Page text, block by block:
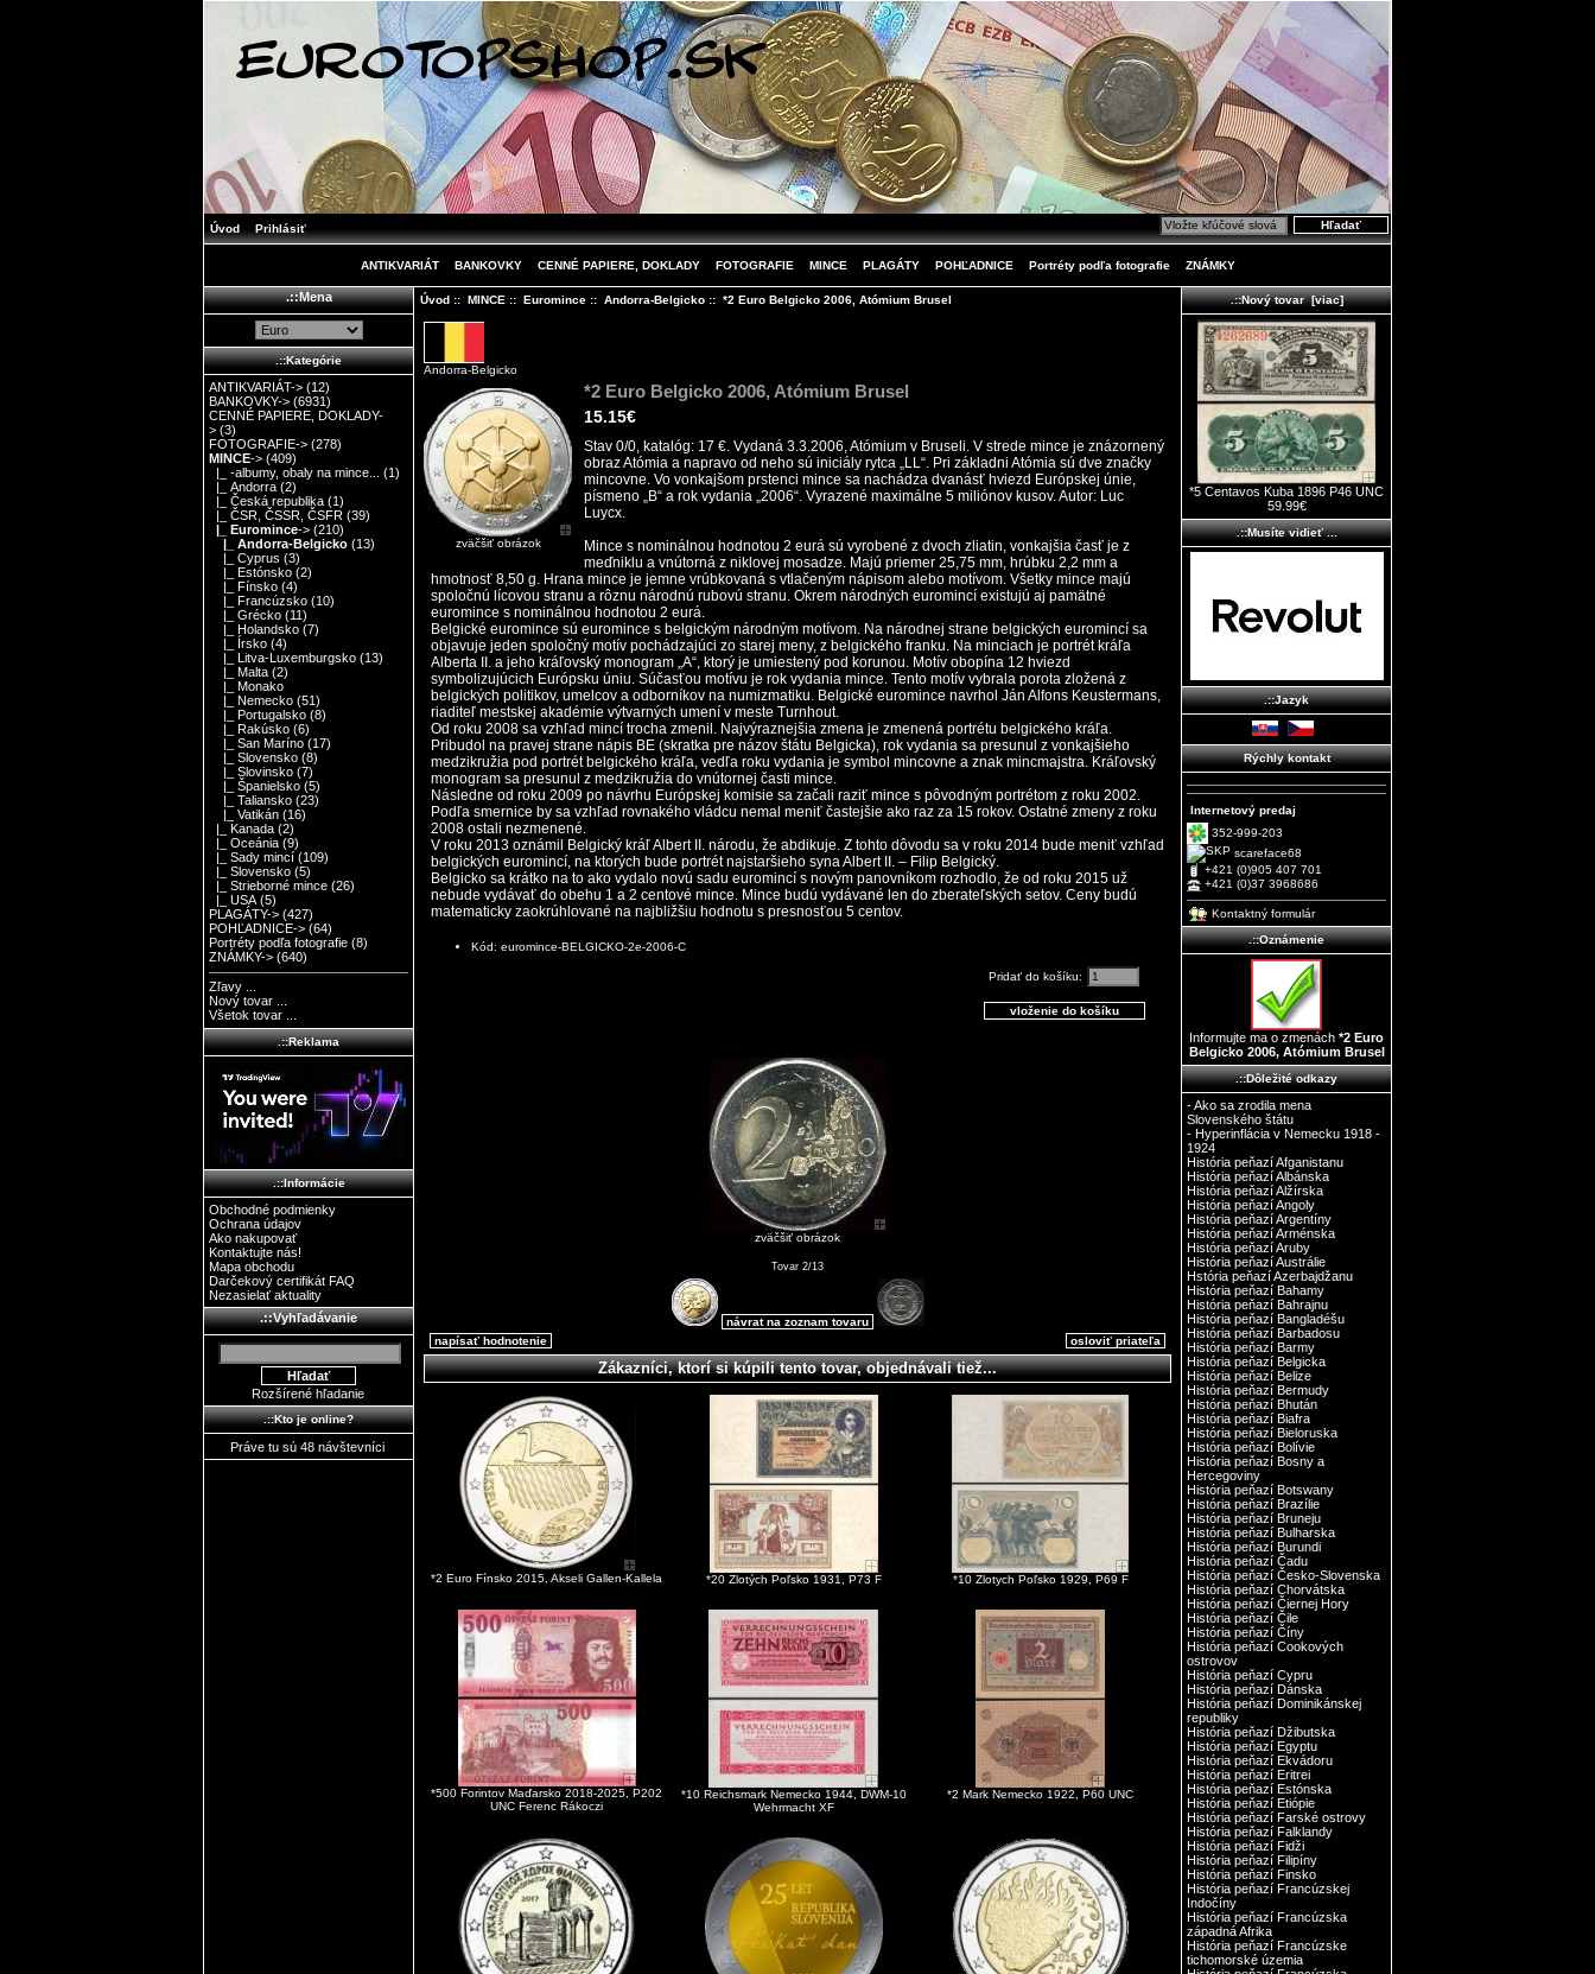
Úvod Prihlásiť
ANTIKVARIÁT BANKOVKY CENNÉ PAPIERE, DOKLADY FOTOGRAFIE MINCE PLAGÁTY POHĽADNICE Portréty podľa fotografie ZNÁMKY
.::Mena
.::Kategórie
ANTIKVARIÁT-> (12)
BANKOVKY-> (6931)
CENNÉ PAPIERE, DOKLADY-
> (3)
FOTOGRAFIE-> (278)
MINCE-> (409)
|_ -albumy, obaly na mince...
(1)
|_ Andorra (2)
|_ Česká republika (1)
|_ ČSR, ČSSR, ČSFR (39)
|_ Euromince-> (210)
|_ Andorra-Belgicko (13)
|_ Cyprus (3)
|_ Estónsko (2)
|_ Fínsko (4)
|_ Francúzsko (10)
|_ Grécko (11)
|_ Holandsko (7)
|_ Írsko (4)
|_ Litva-Luxemburgsko (13)
|_ Malta (2)
|_ Monako
|_ Nemecko (51)
|_ Portugalsko (8)
|_ Rakúsko (6)
|_ San Maríno (17)
|_ Slovensko (8)
|_ Slovinsko (7)
|_ Španielsko (5)
|_ Taliansko (23)
|_ Vatikán (16)
|_ Kanada (2)
|_ Oceánia (9)
|_ Sady mincí (109)
|_ Slovensko (5)
|_ Strieborné mince (26)
|_ USA (5)
PLAGÁTY-> (427)
POHĽADNICE-> (64)
Portréty podľa fotografie (8)
ZNÁMKY-> (640)
Zľavy ...
Nový tovar ...
Všetok tovar ...
.::Reklama
.::Informácie
Obchodné podmienky
Ochrana údajov
Ako nakupovať
Kontaktujte nás!
Mapa obchodu
Darčekový certifikát FAQ
Nezasielať aktuality
.::Vyhľadávanie
Rozšírené hľadanie
.::Kto je online?
Práve tu sú 48 návštevníci
Úvod:: MINCE :: Euromince:: Andorra-Belgicko:: *2 Euro Belgicko 2006, Atómium Brusel
Andorra-Belgicko
zväčšiť obrázok
*2 Euro Belgicko 2006, Atómium Brusel
15.15€
Stav 0/0, katalóg: 17 €. Vydaná 3.3.2006, Atómium v Bruseli. V strede mince je znázornený
obraz Atómia a napravo od neho sú iniciály rytca „LL“. Pri základni Atómia sú dve značky
mincovne. Vo vonkajšom prstenci mince sa nachádza dvanásť hviezd Európskej únie,
písmeno „B“ a rok vydania „2006“. Vyrazené maximálne 5 miliónov kusov. Autor: Luc
Luycx.
Mince s nominálnou hodnotou 2 eurá sú vyrobené z dvoch zliatin, vonkajšia časť je z
meďniklu a vnútorná z niklovej mosadze. Majú priemer 25,75 mm, hrúbku 2,2 mm a
hmotnosť 8,50 g. Hrana mince je jemne vrúbkovaná s vtlačeným nápisom alebo motívom. Všetky mince majú
spoločnú lícovou stranu a rôznu národnú rubovú stranu. Okrem národných euromincí existujú aj pamätné
euromince s nominálnou hodnotou 2 eurá.
Belgické euromince sú euromince s belgickým národným motívom. Na národnej strane belgických euromincí sa
objavuje jeden spoločný motív pochádzajúci zo starej meny, z belgického franku. Na minciach je portrét kráľa
Alberta II. a jeho kráľovský monogram „A“, ktorý je umiestený pod korunou. Motív obopína 12 hviezd
symbolizujúcich Európsku úniu. Súčasťou motívu je rok vydania mince. Tento motív vybrala porota zložená z
belgických politikov, umelcov a odborníkov na numizmatiku. Belgické euromince navrhol Ján Alfons Keustermans,
riaditeľ mestskej akadémie výtvarných umení v meste Turnhout.
Od roku 2008 sa vzhľad mincí trocha zmenil. Najvýraznejšia zmena je zmenená portrétu belgického kráľa.
Pribudol na pravej strane nápis BE (skratka pre názov štátu Belgicka), rok vydania sa presunul z vonkajšieho
medzikružia pod portrét belgického kráľa, vedľa roku vydania je symbol mincovne a znak mincmajstra. Kráľovský
monogram sa presunul z medzikružia do vnútornej časti mince.
Následne od roku 2009 po návrhu Európskej komisie sa začali raziť mince s pôvodným portrétom z roku 2002.
Podľa smernice by sa vzhľad rovnakého vládcu nemal meniť častejšie ako raz za 15 rokov. Ostatné zmeny z roku
2008 ostali nezmenené.
V roku 2013 oznámil Belgický kráľ Albert II. národu, že abdikuje. Z tohto dôvodu sa v roku 2014 bude meniť vzhľad
belgických euromincí, na ktorých bude portrét najstaršieho syna Albert II. – Filip Belgický.
Belgicko sa krátko na to ako vydalo novú sadu euromincí s novým panovníkom rozhodlo, že od roku 2015 už
nebude vydávať do obehu 1 a 2 centové mince. Mince budú vydávané len do zberateľských setov. Ceny budú
matematicky zaokrúhlované na najbližšiu hodnotu s presnosťou 5 centov.
Pridať do košíku:
Kód: euromince-BELGICKO-2e-2006-C
zväčšiť obrázok
Tovar 2/13
návrat na zoznam tovaru
osloviť priateľa
napísať hodnotenie
Zákazníci, ktorí si kúpili tento tovar, objednávali tiež...
*2 Euro Fínsko 2015, Akseli Gallen-Kallela *20 Zlotých Poľsko 1931, P73 F *10 Zlotych Poľsko 1929, P69 F
*500 Forintov Maďarsko 2018-2025, P202
UNC Ferenc Rákoczi
*10 Reichsmark Nemecko 1944, DWM-10
Wehrmacht XF
*2 Mark Nemecko 1922, P60 UNC
.::Nový tovar [viac]
*5 Centavos Kuba 1896 P46 UNC
59.99€
.::Musíte vidieť ...
.::Jazyk
Rýchly kontakt
Internetový predaj
352-999-203
scareface68
+421 (0)905 407 701
+421 (0)37 3968686
Kontaktný formulár
.::Oznámenie
Informujte ma o zmenách *2 Euro
Belgicko 2006, Atómium Brusel
.::Dôležité odkazy
- Ako sa zrodila mena
Slovenského štátu
- Hyperinflácia v Nemecku 1918 -
1924
História peňazí Afganistanu
História peňazí Albánska
História peňazí Alžírska
História peňazí Angoly
História peňazí Argentíny
História peňazí Arménska
História peňazí Aruby
História peňazí Austrálie
Hstória peňazí Azerbajdžanu
História peňazí Bahamy
História peňazí Bahrajnu
História peňazí Bangladéšu
História peňazí Barbadosu
História peňazí Barmy
História peňazí Belgicka
História peňazí Belize
História peňazí Bermudy
História peňazí Bhután
História peňazí Biafra
História peňazí Bieloruska
História peňazí Bolívie
História peňazí Bosny a
Hercegoviny
História peňazí Botswany
História peňazí Brazílie
História peňazí Bruneju
História peňazí Bulharska
História peňazí Burundi
História peňazí Čadu
História peňazí Česko-Slovenska
História peňazí Chorvátska
História peňazí Čiernej Hory
História peňazí Čile
História peňazí Číny
História peňazí Cookových
ostrovov
História peňazí Cypru
História peňazí Dánska
História peňazí Dominikánskej
republiky
História peňazí Džibutska
História peňazí Egyptu
História peňazí Ekvádoru
História peňazí Eritrei
História peňazí Estónska
História peňazí Etiópie
História peňazí Farské ostrovy
História peňazí Falklandy
História peňazí Fidži
História peňazí Filipíny
História peňazí Finsko
História peňazí Francúzskej
Indočíny
História peňazí Francúzska
západná Afrika
História peňazí Francúzske
tichomorské územia